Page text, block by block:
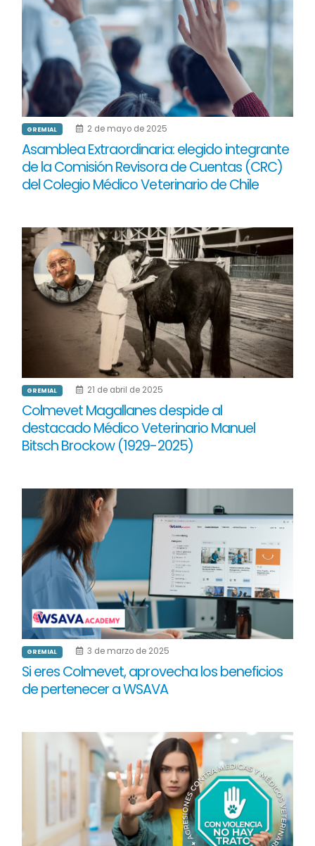
GREMIAL 2 de mayo de 2025
Asamblea Extraordinaria: elegido integrante
de la Comisión Revisora de Cuentas (CRC)
del Colegio Médico Veterinario de Chile
GREMIAL 21 de abril de 2025
Colmevet Magallanes despide al
destacado Médico Veterinario Manuel
Bitsch Brockow (1929-2025)
GREMIAL 3 de marzo de 2025
Si eres Colmevet, aprovecha los beneficios
de pertenecer a WSAVA